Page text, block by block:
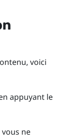
voici
appuyant le
ne